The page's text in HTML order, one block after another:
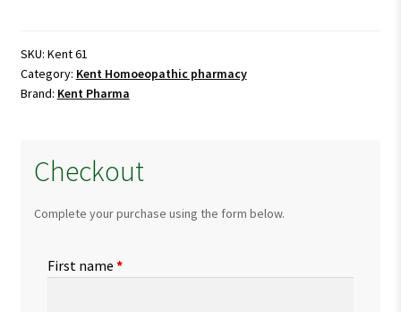
Pox
&
Skin
SKU: Kent 61
Category: Kent Homoeopathic pharmacy
Brand: Kent Pharma
Checkout
Complete your purchase using the form below.
First name *